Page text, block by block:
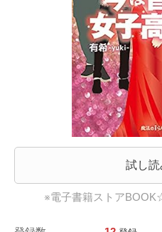
試し読
※電子書籍ストア